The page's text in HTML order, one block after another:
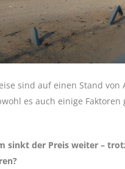
sind auf einen Stand
es auch einige
sinkt der Preis weiter –